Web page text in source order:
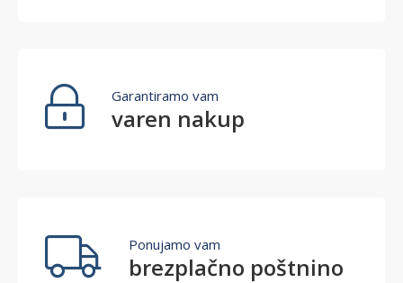
Garantiramo vam
varen nakup
Ponujamo vam
brezplačno poštnino